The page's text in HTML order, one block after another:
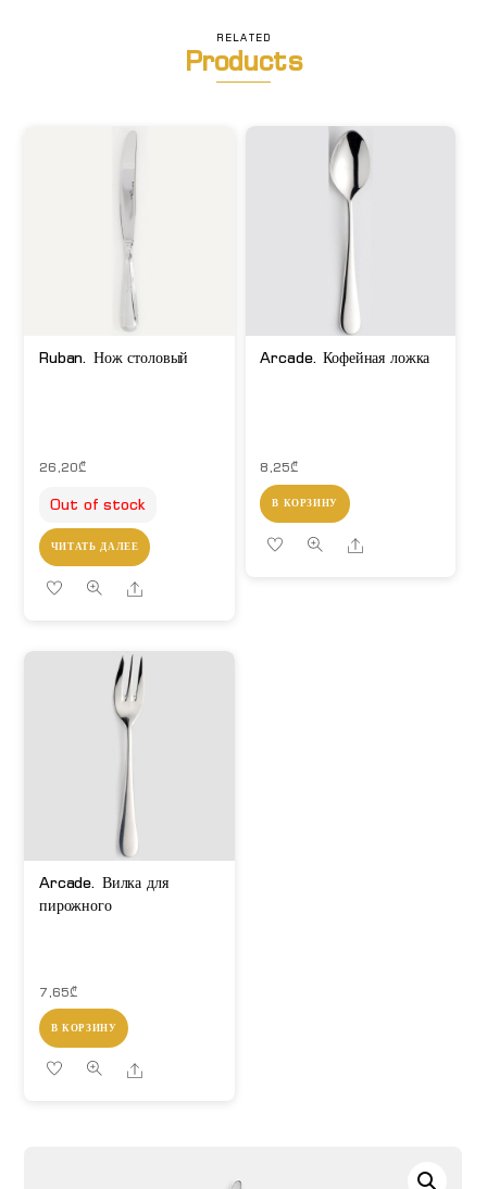
RELATED
Products
Ruban. Нож столовый
26,20₾
Out of stock
ЧИТАТЬ ДАЛЕЕ
Share
Arcade. Кофейная ложка
8,25₾
В КОРЗИНУ
Share
Arcade. Вилка для
пирожного
7,65₾
В КОРЗИНУ
Share